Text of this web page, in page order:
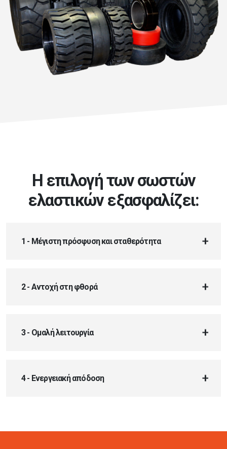
Η επιλογή των σωστών
ελαστικών εξασφαλίζει:
1 - Μέγιστη πρόσφυση και σταθερότητα
2 - Αντοχή στη φθορά
3 - Ομαλή λειτουργία
4 - Ενεργειακή απόδοση